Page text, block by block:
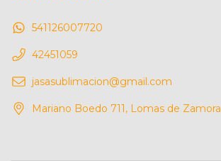
541126007720
42451059
jasasublimacion@gmail.com
Mariano Boedo 711, Lomas de Zamora